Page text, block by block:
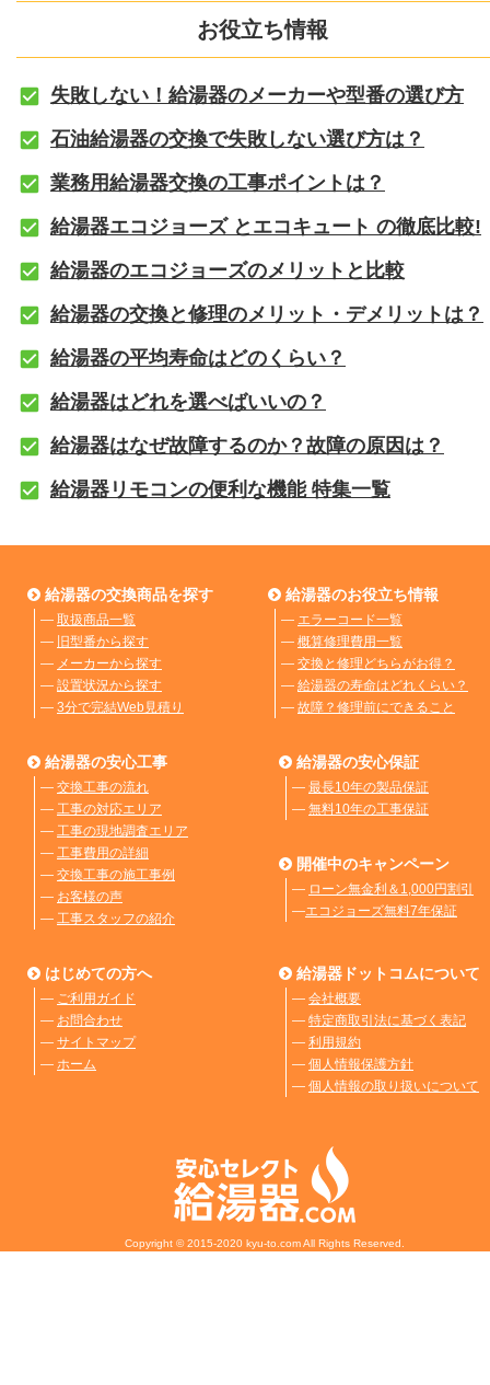
お役立ち情報
失敗しない！給湯器のメーカーや型番の選び方
石油給湯器の交換で失敗しない選び方は？
業務用給湯器交換の工事ポイントは？
給湯器エコジョーズ とエコキュート の徹底比較!
給湯器のエコジョーズのメリットと比較
給湯器の交換と修理のメリット・デメリットは？
給湯器の平均寿命はどのくらい？
給湯器はどれを選べばいいの？
給湯器はなぜ故障するのか？故障の原因は？
給湯器リモコンの便利な機能 特集一覧
給湯器の交換商品を探す
― 取扱商品一覧
― 旧型番から探す
― メーカーから探す
― 設置状況から探す
― 3分で完結Web見積り
給湯器のお役立ち情報
― エラーコード一覧
― 概算修理費用一覧
― 交換と修理どちらがお得？
― 給湯器の寿命はどれくらい？
― 故障？修理前にできること
給湯器の安心工事
― 交換工事の流れ
― 工事の対応エリア
― 工事の現地調査エリア
― 工事費用の詳細
― 交換工事の施工事例
― お客様の声
― 工事スタッフの紹介
給湯器の安心保証
― 最長10年の製品保証
― 無料10年の工事保証
開催中のキャンペーン
― ローン無金利＆1,000円割引
―エコジョーズ無料7年保証
はじめての方へ
― ご利用ガイド
― お問合わせ
― サイトマップ
― ホーム
給湯器ドットコムについて
― 会社概要
― 特定商取引法に基づく表記
― 利用規約
― 個人情報保護方針
― 個人情報の取り扱いについて
Copyright © 2015-2020 kyu-to.com All Rights Reserved.